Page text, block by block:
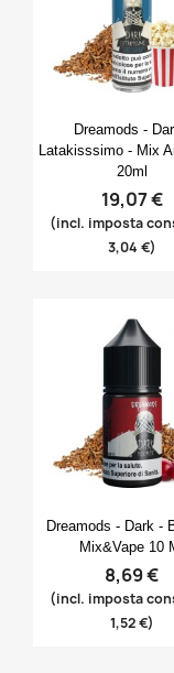
add_circle_outline Create new
prodotti nella

Dreamods -
Latakisssimo - Mix
20ml
19,07 €
(incl. imposta
3,04 €)

Dreamods - Dark -
Mix&Vape 10
8,69 €
(incl. imposta
1,52 €)